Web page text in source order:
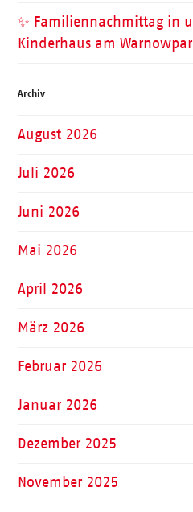
✨ Familiennachmittag in
Kinderhaus am
Archiv
August 2026
Juli 2026
Juni 2026
Mai 2026
April 2026
März 2026
Februar 2026
Januar 2026
Dezember 2025
November 2025